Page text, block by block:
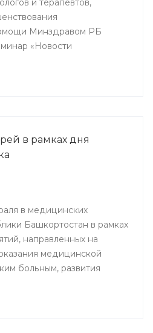
и терапевтов,
Минздравом РБ
«Новости
в рамках дня
в медицинских
Башкортостан в рамках
направленных на
медицинской
больным, развития
«Международного союза